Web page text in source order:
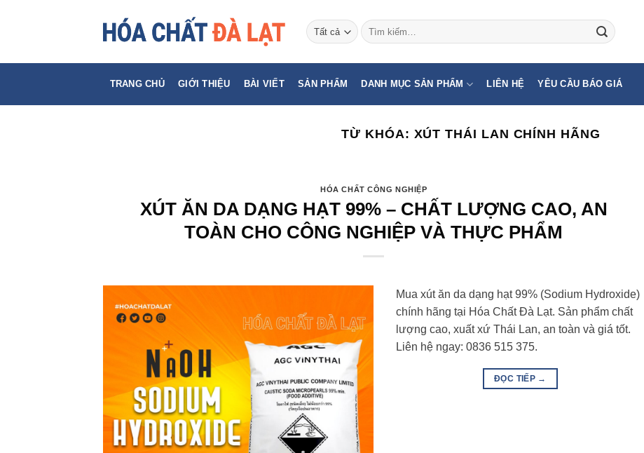
Tìm
kiếm:
TRANG CHỦ GIỚI THIỆU BÀI VIẾT SẢN PHẨM DANH MỤC SẢN PHẨM LIÊN HỆ YÊU CẦU BÁO GIÁ
TỪ KHÓA: XÚT THÁI LAN CHÍNH HÃNG
HÓA CHẤT CÔNG NGHIỆP
XÚT ĂN DA DẠNG HẠT 99% – CHẤT LƯỢNG CAO, AN
TOÀN CHO CÔNG NGHIỆP VÀ THỰC PHẨM
Mua xút ăn da dạng hạt 99% (Sodium Hydroxide)
chính hãng tại Hóa Chất Đà Lạt. Sản phẩm chất
lượng cao, xuất xứ Thái Lan, an toàn và giá tốt.
Liên hệ ngay: 0836 515 375.
ĐỌC TIẾP →